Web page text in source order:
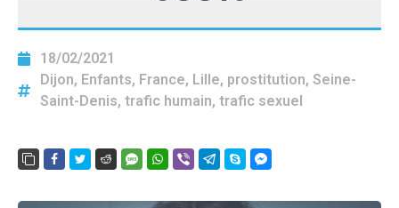
18/02/2021
Dijon, Enfants, France, Lille, prostitution, Seine-
Saint-Denis, trafic humain, trafic sexuel